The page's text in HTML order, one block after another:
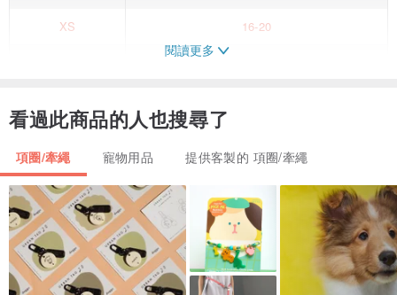
XS 16-20
L
XL 36-40
XXL 41-45
閱讀更多
看過此商品的人也搜尋了
項圈/牽繩 寵物用品 提供客製的 項圈/牽繩